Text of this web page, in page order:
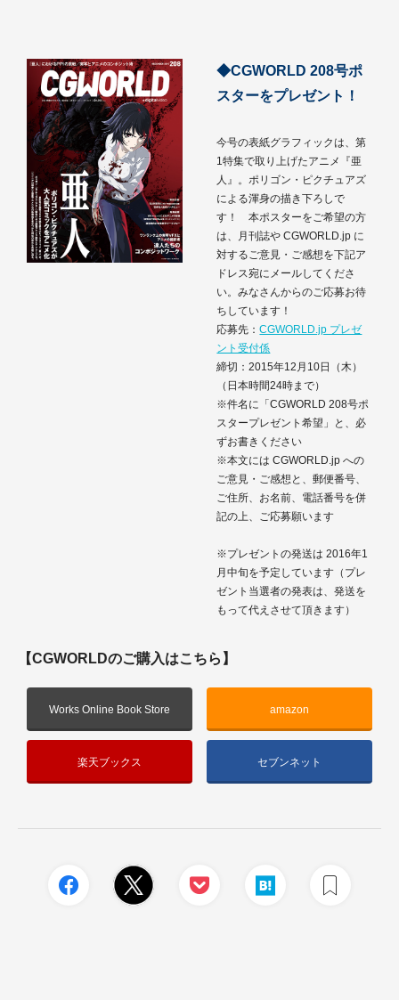
◆CGWORLD 208号ポ
スターをプレゼント！
今号の表紙グラフィックは、第
1特集で取り上げたアニメ『亜
人』。ポリゴン・ピクチュアズ
による渾身の描き下ろしで
す！ 本ポスターをご希望の方
は、月刊誌や CGWORLD.jp に
対するご意見・ご感想を下記ア
ドレス宛にメールしてくださ
い。みなさんからのご応募お待
ちしています！
応募先：CGWORLD.jp プレゼ
ント受付係
締切：2015年12月10日（木）
（日本時間24時まで）
※件名に「CGWORLD 208号ポ
スタープレゼント希望」と、必
ずお書きください
※本文には CGWORLD.jp への
ご意見・ご感想と、郵便番号、
ご住所、お名前、電話番号を併
記の上、ご応募願います
※プレゼントの発送は 2016年1
月中旬を予定しています（プレ
ゼント当選者の発表は、発送を
もって代えさせて頂きます）
【CGWORLDのご購入はこちら】
Works Online Book Store amazon
楽天ブックス セブンネット